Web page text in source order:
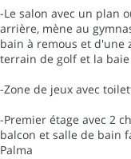
-Le salon avec un plan
arrière, mène au
bain à remous et d'une
terrain de golf et la baie
-Zone de jeux avec
-Premier étage avec 2
balcon et salle de bain
Palma